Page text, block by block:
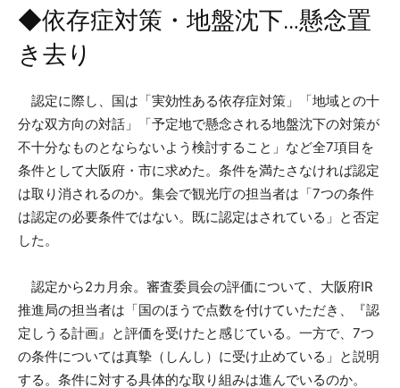
◆依存症対策・地盤沈下…懸念置
き去り
認定に際し、国は「実効性ある依存症対策」「地域との十
分な双方向の対話」「予定地で懸念される地盤沈下の対策が
不十分なものとならないよう検討すること」など全7項目を
条件として大阪府・市に求めた。条件を満たさなければ認定
は取り消されるのか。集会で観光庁の担当者は「7つの条件
は認定の必要条件ではない。既に認定はされている」と否定
した。
認定から2カ月余。審査委員会の評価について、大阪府IR
推進局の担当者は「国のほうで点数を付けていただき、『認
定しうる計画』と評価を受けたと感じている。一方で、7つ
の条件については真摯（しんし）に受け止めている」と説明
する。条件に対する具体的な取り組みは進んでいるのか。